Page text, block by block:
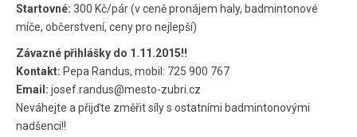
Startovné: 300 Kč/pár (v ceně pronájem haly, badmintonové
míče, občerstvení, ceny pro nejlepší)
Závazné přihlášky do 1.11.2015!!
Kontakt: Pepa Randus, mobil: 725 900 767
Email: josef.randus@mesto-zubri.cz
Neváhejte a přijďte změřit síly s ostatními badmintonovými
nadšenci!!